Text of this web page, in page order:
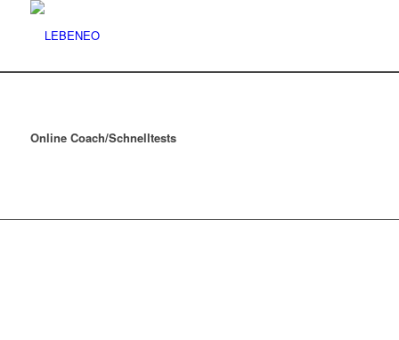
Online Coach/Schnelltests